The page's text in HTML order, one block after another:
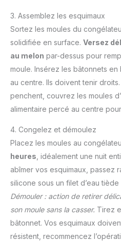
3. Assemblez les esquimaux
Sortez les moules du
solidifiée en surface. Versez
au melon par-dessus pour
moule. Insérez les bâtonnets
au centre. Ils doivent tenir droits.
penchent, couvrez les moules
alimentaire percé au centre
4. Congelez et démoulez
Placez les moules au
heures , idéalement une nuit
abîmer vos esquimaux, passez
silicone sous un filet d’eau
Démouler : action de retirer
son moule sans la casser. Tirez
bâtonnet. Vos esquimaux
résistent, recommencez